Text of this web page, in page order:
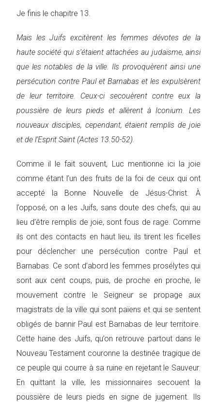
Je finis le chapitre 13.
Mais les Juifs excitèrent les femmes dévotes de la
haute société qui s’étaient attachées au judaïsme, ainsi
que les notables de la ville. Ils provoquèrent ainsi une
persécution contre Paul et Barnabas et les expulsèrent
de leur territoire. Ceux-ci secouèrent contre eux la
poussière de leurs pieds et allèrent à Iconium. Les
nouveaux disciples, cependant, étaient remplis de joie
et de l’Esprit Saint (Actes 13.50-52).
Comme il le fait souvent, Luc mentionne ici la joie
comme étant l’un des fruits de la foi de ceux qui ont
accepté la Bonne Nouvelle de Jésus-Christ. À
l’opposé, on a les Juifs, sans doute des chefs, qui au
lieu d’être remplis de joie, sont fous de rage. Comme
ils ont des contacts en haut lieu, ils tirent les ficelles
pour déclencher une persécution contre Paul et
Barnabas. Ce sont d’abord les femmes prosélytes qui
sont aux cent coups, puis, de proche en proche, le
mouvement contre le Seigneur se propage aux
magistrats de la ville qui sont païens et qui se sentent
obligés de bannir Paul est Barnabas de leur territoire.
Cette haine des Juifs, qu’on retrouve partout dans le
Nouveau Testament couronne la destinée tragique de
ce peuple qui courre à sa ruine en rejetant le Sauveur.
En quittant la ville, les missionnaires secouent la
poussière de leurs pieds en signe de jugement. Ils